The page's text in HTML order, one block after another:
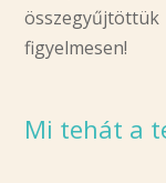
figyelmesen!
Mi tehát a